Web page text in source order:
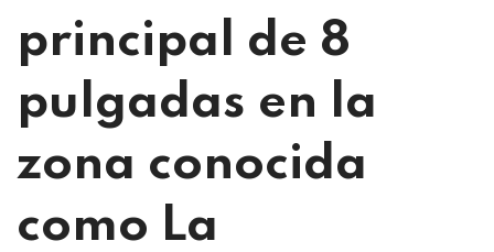
principal de 8
pulgadas en la
zona conocida
como La